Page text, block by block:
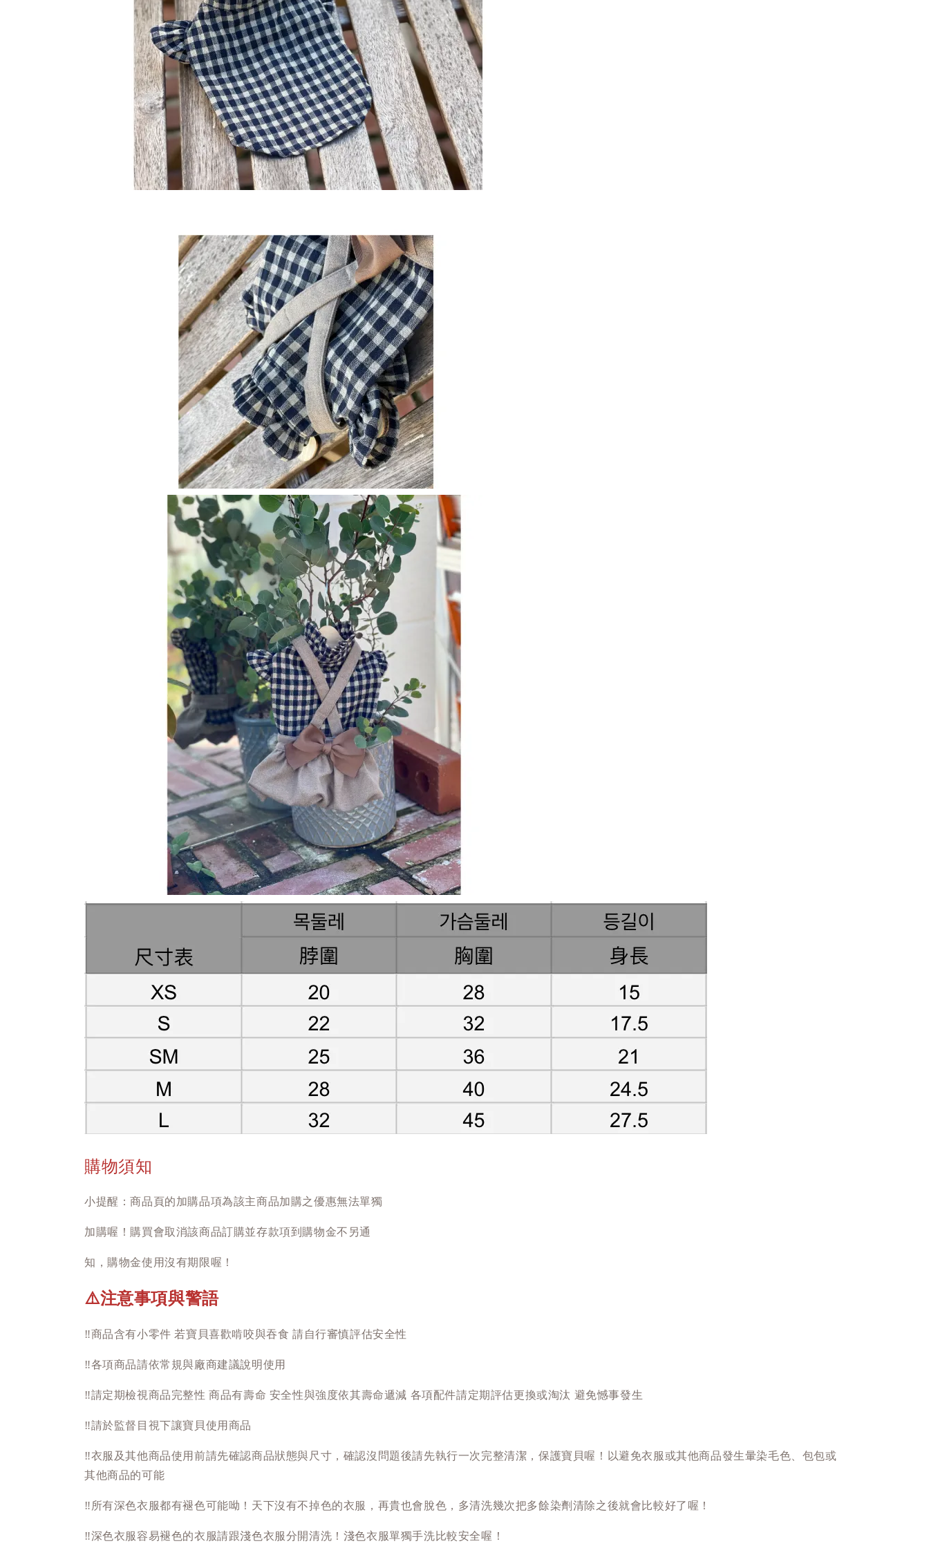
購物須知
小提醒：商品頁的加購品項為該主商品加購之優惠無法單獨
加購喔！購買會取消該商品訂購並存款項到購物金不另通
知，購物金使用沒有期限喔！
⚠️注意事項與警語
‼️商品含有小零件 若寶貝喜歡啃咬與吞食 請自行審慎評估安全性
‼️各項商品請依常規與廠商建議說明使用
‼️請定期檢視商品完整性 商品有壽命 安全性與強度依其壽命遞減 各項配件請定期評估更換或淘汰 避免憾事發生
‼️請於監督目視下讓寶貝使用商品
‼️衣服及其他商品使用前請先確認商品狀態與尺寸，確認沒問題後請先執行一次完整清潔，保護寶貝喔！以避免衣服或其他商品發生暈染毛色、包包或
其他商品的可能
‼️ 所有深色衣服都有褪色可能呦！天下沒有不掉色的衣服，再貴也會脫色，多清洗幾次把多餘染劑清除之後就會比較好了喔！
‼️深色衣服容易褪色的衣服請跟淺色衣服分開清洗！淺色衣服單獨手洗比較安全喔！